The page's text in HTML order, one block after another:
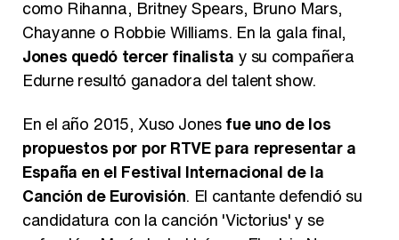
como Rihanna, Britney Spears, Bruno Mars,
Chayanne o Robbie Williams. En la gala final,
Jones quedó tercer finalista y su compañera
Edurne resultó ganadora del talent show.
En el año 2015, Xuso Jonesfue uno de los
propuestos por por RTVE para representar a
España en el Festival Internacional de la
Canción de Eurovisión. El cantante defendió su
candidatura con la canción 'Victorius' y se